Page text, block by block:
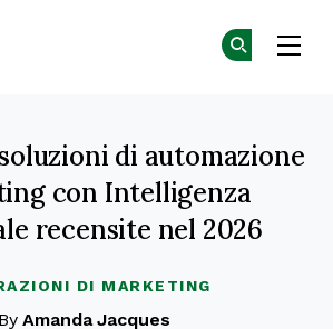
DI MARKETING
di automazione
con Intelligenza
recensite nel 2026
By Amanda Jacques